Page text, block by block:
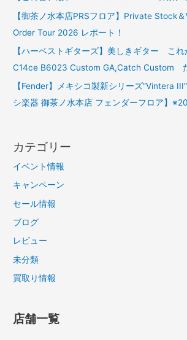
【御茶ノ水本店PRSフロア】Private Stock
Order Tour 2026 レポート！
【ハーベストギターズ】美しきギター これ
C14ce B6023 Custom GA,Catch Custom
【Fender】メキシコ製新シリーズ”Vintera
シ楽器 御茶ノ水本店 フェンダーフロア】
カテゴリー
イベント情報
キャンペーン
セール情報
ブログ
レビュー
未分類
買取り情報
店舗一覧